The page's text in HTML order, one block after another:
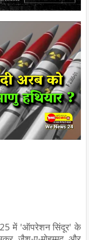
में 'ऑपरेशन सिंदूर' के